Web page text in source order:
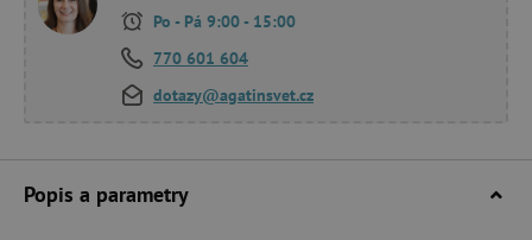
Po - Pá 9:00 - 15:00
770 601 604
dotazy@agatinsvet.cz
Popis a parametry